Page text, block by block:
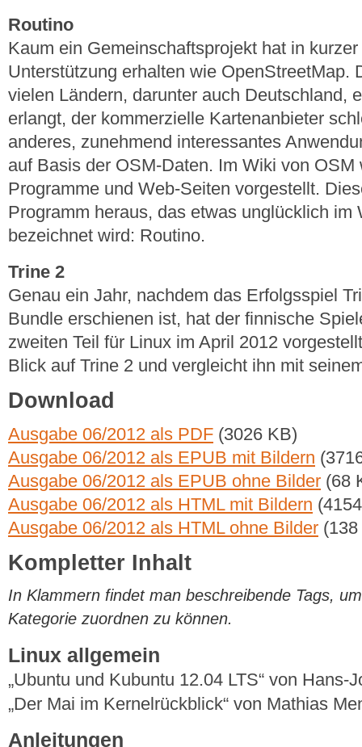
Routino
Kaum ein Gemeinschaftsprojekt hat in
Unterstützung erhalten wie OpenStreetMap.
vielen Ländern, darunter auch Deutschland,
erlangt, der kommerzielle Kartenanbieter
anderes, zunehmend interessantes
auf Basis der OSM-Daten. Im Wiki von OSM
Programme und Web-Seiten vorgestellt.
Programm heraus, das etwas unglücklich im
bezeichnet wird: Routino.
Trine 2
Genau ein Jahr, nachdem das Erfolgsspiel
Bundle erschienen ist, hat der finnische
zweiten Teil für Linux im April 2012
Blick auf Trine 2 und vergleicht ihn mit
Download
Ausgabe 06/2012 als PDF (3026 KB)
Ausgabe 06/2012 als EPUB mit Bildern
Ausgabe 06/2012 als EPUB ohne Bilder (68
Ausgabe 06/2012 als HTML mit Bildern
Ausgabe 06/2012 als HTML ohne Bilder
Kompletter Inhalt
In Klammern findet man beschreibende Tags,
Kategorie zuordnen zu können.
Linux allgemein
„Ubuntu und Kubuntu 12.04 LTS“ von Hans-
„Der Mai im Kernelrückblick“ von Mathias
Anleitungen